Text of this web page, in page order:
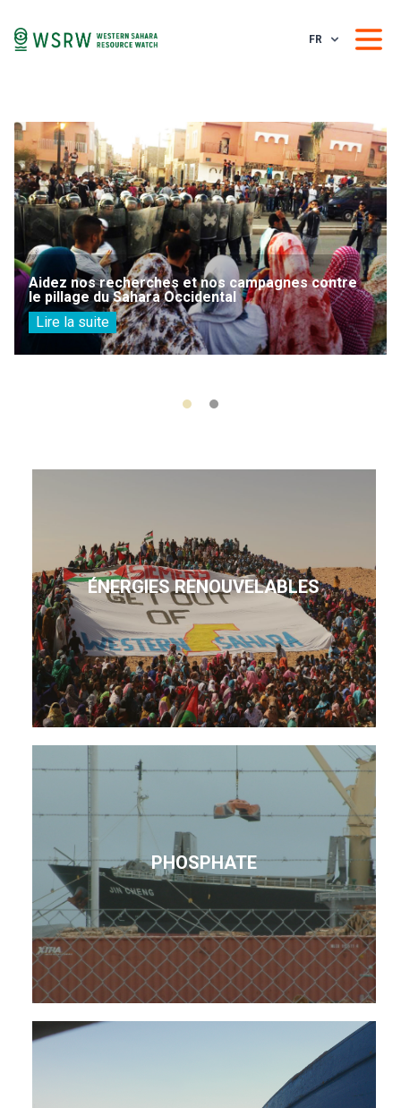
FR
Aidez nos recherches et nos campagnes contre
le pillage du Sahara Occidental
Lire la suite
ÉNERGIES RENOUVELABLES
PHOSPHATE